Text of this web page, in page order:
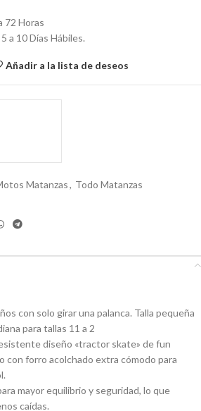
72 Horas
a 10 Días Hábiles.
Añadir a la lista de deseos
Matanzas, Todo Matanzas
con solo girar una palanca. Talla pequeña
para tallas 11 a 2
diseño «tractor skate» de fun
con forro acolchado extra cómodo para
mayor equilibrio y seguridad, lo que
caídas.